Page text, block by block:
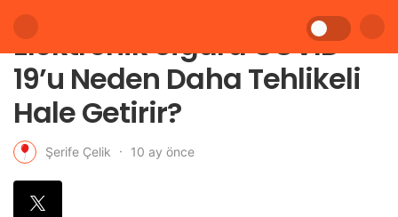
Elektronik Sigara COVID-
19’u Neden Daha Tehlikeli
Hale Getirir?
Şerife Çelik 10 ay önce